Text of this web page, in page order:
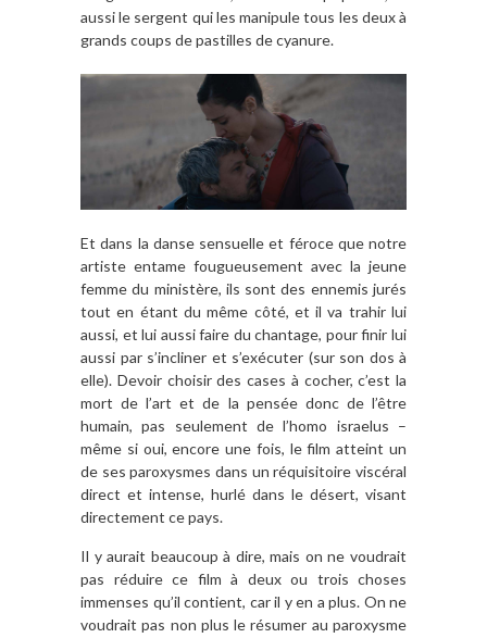
aussi le sergent qui les manipule tous les deux à
grands coups de pastilles de cyanure.
Et dans la danse sensuelle et féroce que notre
artiste entame fougueusement avec la jeune
femme du ministère, ils sont des ennemis jurés
tout en étant du même côté, et il va trahir lui
aussi, et lui aussi faire du chantage, pour finir lui
aussi par s’incliner et s’exécuter (sur son dos à
elle). Devoir choisir des cases à cocher, c’est la
mort de l’art et de la pensée donc de l’être
humain, pas seulement de l’homo israelus –
même si oui, encore une fois, le film atteint un
de ses paroxysmes dans un réquisitoire viscéral
direct et intense, hurlé dans le désert, visant
directement ce pays.
Il y aurait beaucoup à dire, mais on ne voudrait
pas réduire ce film à deux ou trois choses
immenses qu’il contient, car il y en a plus. On ne
voudrait pas non plus le résumer au paroxysme